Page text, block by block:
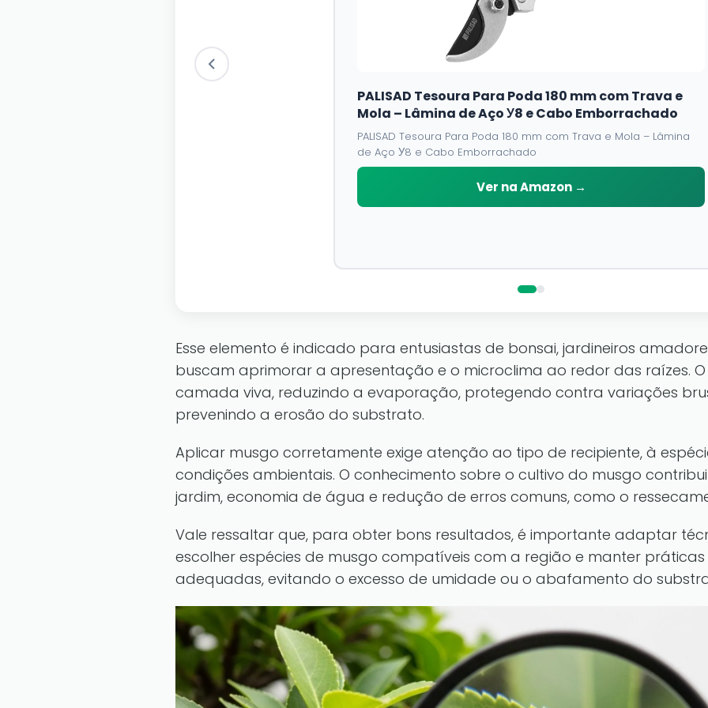
PALISAD Tesoura Para Poda 180 mm com Trava e
Mola – Lâmina de Aço У8 e Cabo Emborrachado
PALISAD Tesoura Para Poda 180 mm com Trava e Mola – Lâmina
de Aço У8 e Cabo Emborrachado
Ver na Amazon →
Esse elemento é indicado para entusiastas de bonsai, jardineiros
buscam aprimorar a apresentação e o microclima ao redor das raízes.
camada viva, reduzindo a evaporação, protegendo contra variações
prevenindo a erosão do substrato.
Aplicar musgo corretamente exige atenção ao tipo de recipiente, à
condições ambientais. O conhecimento sobre o cultivo do musgo
jardim, economia de água e redução de erros comuns, como o
Vale ressaltar que, para obter bons resultados, é importante adaptar
escolher espécies de musgo compatíveis com a região e manter
adequadas, evitando o excesso de umidade ou o abafamento do